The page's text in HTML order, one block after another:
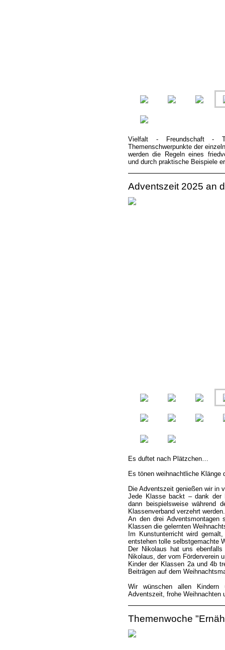
Vielfalt - Freundschaft -
Themenschwerpunkte der
werden die Regeln eines
und durch praktische Beispiele
Adventszeit 2025 an
Es duftet nach Plätzchen…
Es tönen weihnachtliche
Die Adventszeit genießen wir in
Jede Klasse backt – dank der
dann beispielsweise während
Klassenverband verzehrt werden.
An den drei Adventsmontagen
Klassen die gelernten
Im Kunstunterricht wird
entstehen tolle selbstgemachte
Der Nikolaus hat uns
Nikolaus, der vom Förderverein
Kinder der Klassen 2a und 4b
Beiträgen auf dem
Wir wünschen allen Kindern
Adventszeit, frohe Weihnachten
Themenwoche